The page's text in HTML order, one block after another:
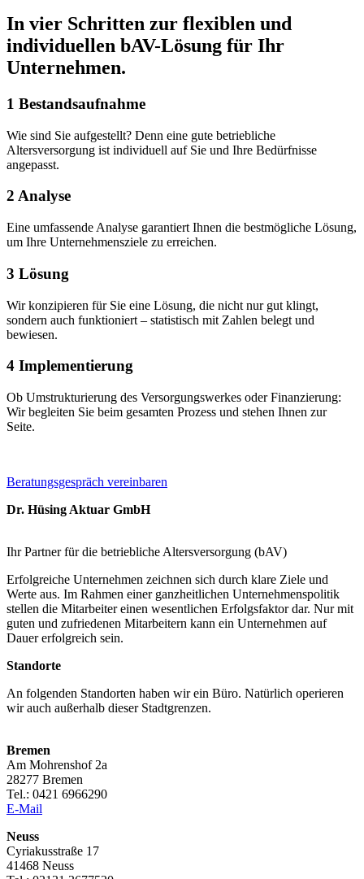
In vier Schritten zur flexiblen und
individuellen bAV-Lösung für Ihr
Unternehmen.
1 Bestandsaufnahme
Wie sind Sie aufgestellt? Denn eine gute betriebliche
Altersversorgung ist individuell auf Sie und Ihre Bedürfnisse
angepasst.
2 Analyse
Eine umfassende Analyse garantiert Ihnen die bestmögliche Lösung,
um Ihre Unternehmensziele zu erreichen.
3 Lösung
Wir konzipieren für Sie eine Lösung, die nicht nur gut klingt,
sondern auch funktioniert – statistisch mit Zahlen belegt und
bewiesen.
4 Implementierung
Ob Umstrukturierung des Versorgungswerkes oder Finanzierung:
Wir begleiten Sie beim gesamten Prozess und stehen Ihnen zur
Seite.
Beratungsgespräch vereinbaren
Dr. Hüsing Aktuar GmbH
Ihr Partner für die betriebliche Altersversorgung (bAV)
Erfolgreiche Unternehmen zeichnen sich durch klare Ziele und
Werte aus. Im Rahmen einer ganzheitlichen Unternehmenspolitik
stellen die Mitarbeiter einen wesentlichen Erfolgsfaktor dar. Nur mit
guten und zufriedenen Mitarbeitern kann ein Unternehmen auf
Dauer erfolgreich sein.
Standorte
An folgenden Standorten haben wir ein Büro. Natürlich operieren
wir auch außerhalb dieser Stadtgrenzen.
Bremen
Am Mohrenshof 2a
28277 Bremen
Tel.: 0421 6966290
E-Mail
Neuss
Cyriakusstraße 17
41468 Neuss